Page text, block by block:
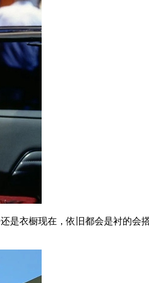
衣橱现在，依旧都会是衬的会